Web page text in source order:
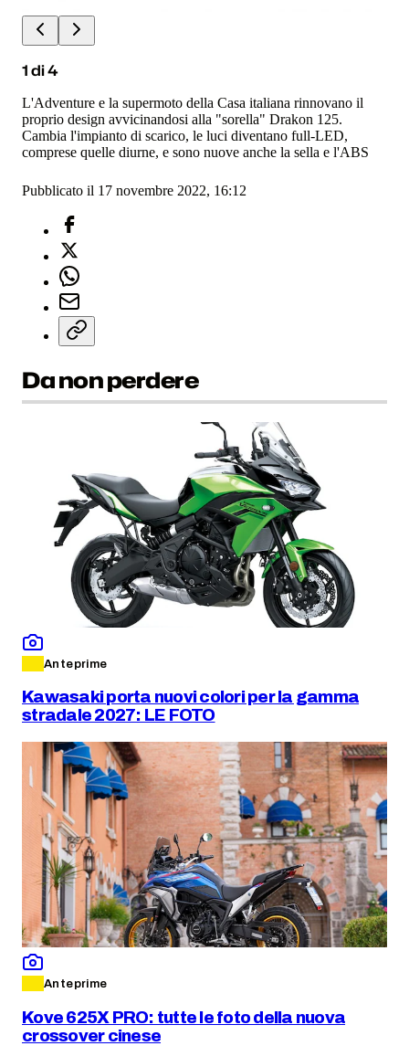
1di4
L'Adventure e la supermoto della Casa italiana rinnovano il
proprio design avvicinandosi alla "sorella" Drakon 125.
Cambia l'impianto di scarico, le luci diventano full-LED,
comprese quelle diurne, e sono nuove anche la sella e l'ABS
Pubblicato il 17 novembre 2022, 16:12
Da non perdere
Anteprime
Kawasaki porta nuovi colori per la gamma
stradale 2027: LE FOTO
Anteprime
Kove 625X PRO: tutte le foto della nuova
crossover cinese